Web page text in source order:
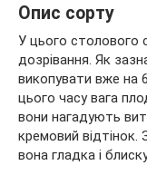
Опис сорту
У цього столового
дозрівання. Як
викопувати вже на
цього часу вага
вони нагадують
кремовий відтінок.
вона гладка і